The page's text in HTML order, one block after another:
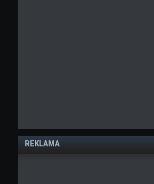
REKLAMA